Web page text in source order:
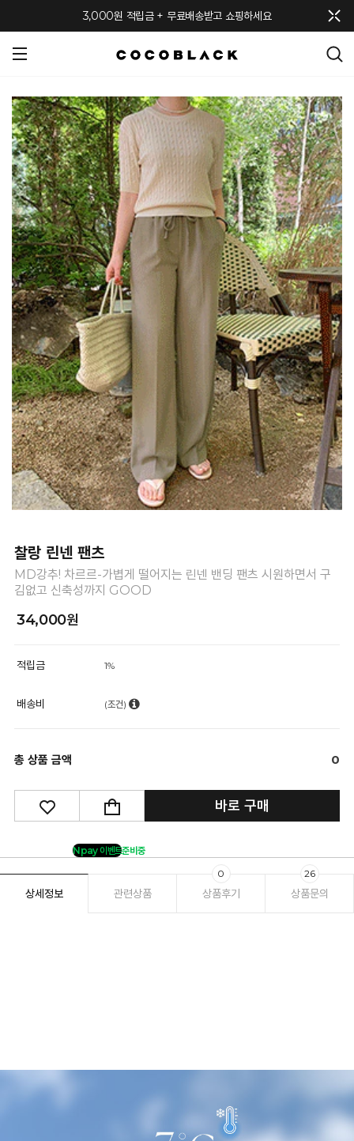
3,000원 적립금 + 무료배송받고 쇼핑하세요
찰랑 린넨 팬츠
MD강추! 차르르-가볍게 떨어지는 린넨 밴딩 팬츠 시원하면서 구
김없고 신축성까지 GOOD
34,000원
적립금 1%
배송비 (조건)
총 상품 금액 0
바로 구매
Npay 이벤트준비중
상세정보 관련상품 상품후기
0
상품문의
26